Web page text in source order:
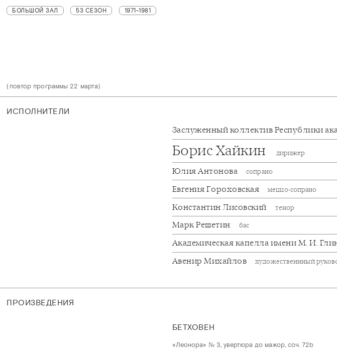
БОЛЬШОЙ ЗАЛ 53 СЕЗОН 1971-1981
(повтор программы 22 марта)
ИСПОЛНИТЕЛИ
Заслуженный коллектив Республики
Борис Хайкин дирижер
Юлия Антонова сопрано
Евгения Гороховская меццо-сопрано
Константин Лисовский тенор
Марк Решетин бас
Академическая капелла имени М. И.
Авенир Михайлов
художественнный
ПРОИЗВЕДЕНИЯ
БЕТХОВЕН
«Леонора» № 3, увертюра до мажор, соч. 72b